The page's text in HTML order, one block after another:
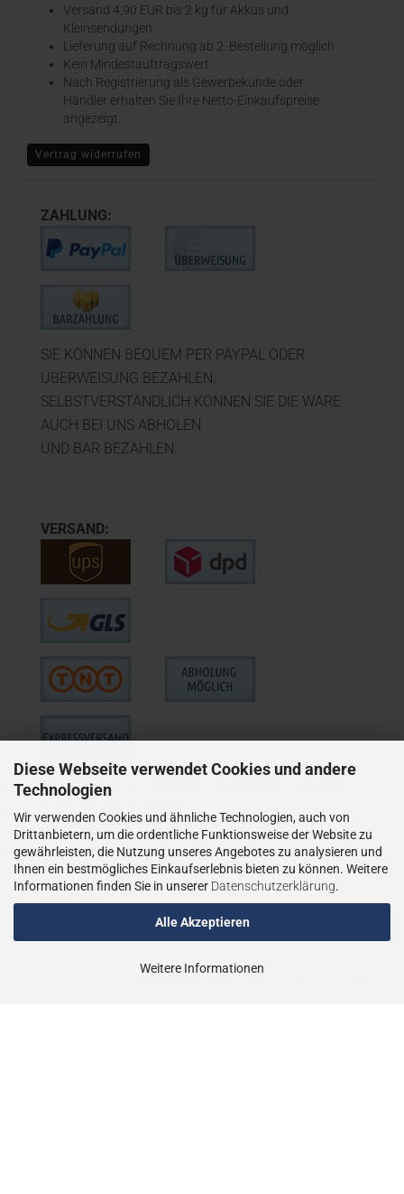
Diese Webseite verwendet Cookies und andere
Technologien
Wir verwenden Cookies und ähnliche Technologien, auch von
Drittanbietern, um die ordentliche Funktionsweise der Website zu
gewährleisten, die Nutzung unseres Angebotes zu analysieren und
Ihnen ein bestmögliches Einkaufserlebnis bieten zu können. Weitere
Informationen finden Sie in unserer Datenschutzerklärung.
Alle Akzeptieren
Weitere Informationen
Versand 4,90 EUR bis 2 kg für Akkus und
Kleinsendungen
​Lieferung auf Rechnung ab 2. Bestellung möglich
Kein Mindestauftragswert
Nach Registrierung als Gewerbekunde oder
Händler erhalten Sie Ihre Netto-Einkaufspreise
angezeigt.
Vertrag widerrufen
ZAHLUNG:
SIE KÖNNEN BEQUEM PER PAYPAL ODER
ÜBERWEISUNG BEZAHLEN.
SELBSTVERSTÄNDLICH KÖNNEN SIE DIE WARE
AUCH BEI UNS ABHOLEN
UND BAR BEZAHLEN.
VERSAND:
WIE VERSENDEN NUR ALS VERSICHERTES PAKET,
BZW. BEI GRÖSSEREN
LIEFERUNGEN ALS VERSICHERTER
SPEDITIONSVERSAND.
LIEFERUNGEN AN PACKSTATIONEN SIND NICHT
MÖGLICH.